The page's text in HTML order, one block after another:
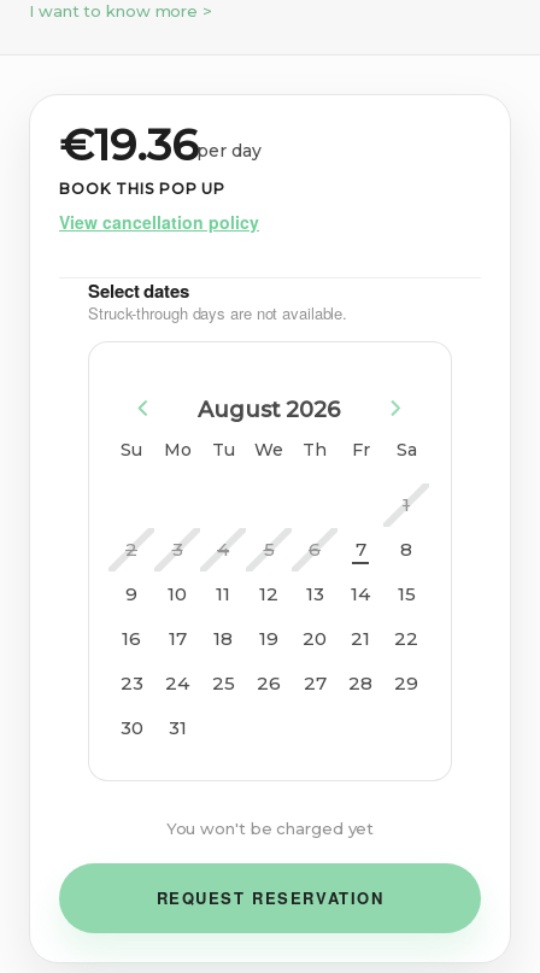
I want to know more >
€19.36per day
BOOK THIS POP UP
View cancellation policy
Select dates
Struck-through days are not available.
Su Mo Tu We Th Fr Sa
August 2026
1
2
3 4 5 6 7
8
9
10 11 12 13 14
15
16
17 18 19 20 21
22
23
24 25 26 27 28
29
30
31
You won't be charged yet
REQUEST RESERVATION